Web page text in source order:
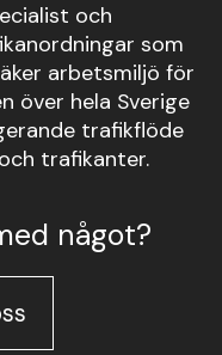
och
som
arbetsmiljö för
över hela Sverige
trafikflöde
trafikanter.
något?